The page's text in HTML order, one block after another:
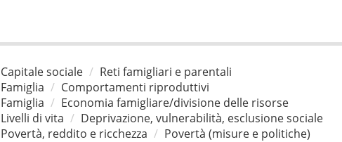
Capitale sociale
Reti famigliari e parentali
Famiglia
Comportamenti riproduttivi
Famiglia
Economia famigliare/divisione delle risorse
Livelli di vita
Deprivazione, vulnerabilità, esclusione sociale
Povertà, reddito e ricchezza
Povertà (misure e politiche)